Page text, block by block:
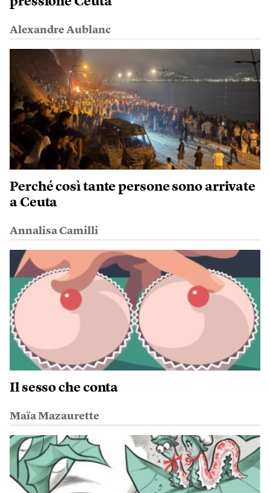
Alexandre Aublanc
Perché così tante persone sono arrivate
a Ceuta
Annalisa Camilli
Il sesso che conta
Maïa Mazaurette